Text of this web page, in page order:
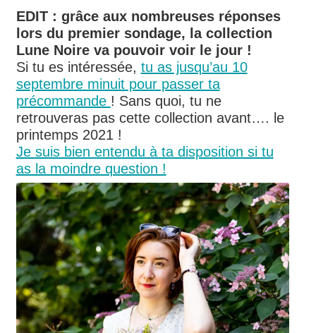
EDIT : grâce aux nombreuses réponses
lors du premier sondage, la collection
Lune Noire va pouvoir voir le jour !
Si tu es intéressée, tu as jusqu’au 10
septembre minuit pour passer ta
précommande ! Sans quoi, tu ne
retrouveras pas cette collection avant…. le
printemps 2021 !
Je suis bien entendu à ta disposition si tu
as la moindre question !